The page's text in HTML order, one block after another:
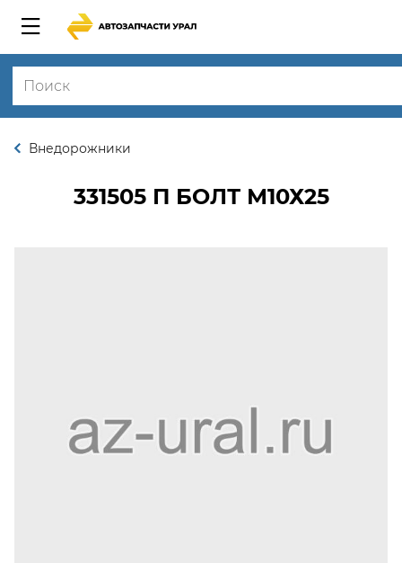
Внедорожники
331505 П БОЛТ М10Х25